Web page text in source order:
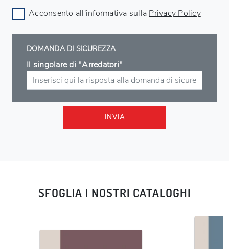
Acconsento all'informativa sulla Privacy Policy
DOMANDA DI SICUREZZA
Il singolare di "Arredatori"
INVIA
SFOGLIA I NOSTRI CATALOGHI